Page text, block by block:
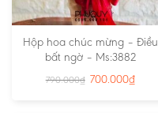
Hộp hoa chúc mừng – Điều
bất ngờ – Ms:3882
790.000₫ 700.000₫